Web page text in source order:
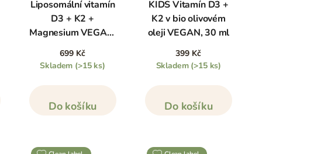
udržovat zdravé kosti a zuby a to tak, že podporuje
imunitní systém , celý pohybový aparát
D je v podpoře funkce obranyschopnosti organismu.
, typickým příkladem je osteoporóza u dospělých a
Liposomální vitamín
D3 + K2 +
Magnesium VEGAN,
30 kapslí
699 Kč
Skladem (>15 ks)
Do košíku
KIDS Vitamín D3 +
K2 v bio olivovém
oleji VEGAN, 30 ml
399 Kč
Skladem (>15 ks)
Do košíku